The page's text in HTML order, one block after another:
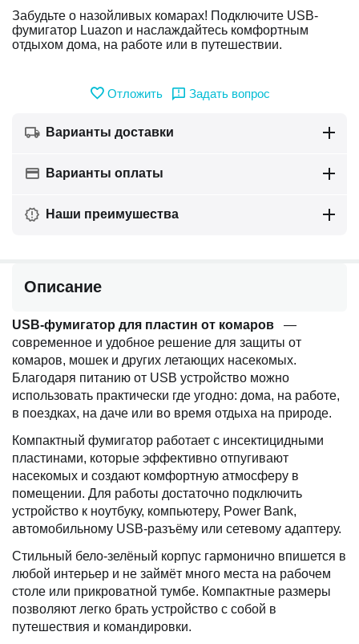
Забудьте о назойливых комарах! Подключите USB-
фумигатор Luazon и наслаждайтесь комфортным
отдыхом дома, на работе или в путешествии.
Отложить Задать вопрос
Варианты доставки
Варианты оплаты
Наши преимушества
Описание
USB-фумигатор для пластин от комаров —
современное и удобное решение для защиты от
комаров, мошек и других летающих насекомых.
Благодаря питанию от USB устройство можно
использовать практически где угодно: дома, на работе,
в поездках, на даче или во время отдыха на природе.
Компактный фумигатор работает с инсектицидными
пластинами, которые эффективно отпугивают
насекомых и создают комфортную атмосферу в
помещении. Для работы достаточно подключить
устройство к ноутбуку, компьютеру, Power Bank,
автомобильному USB-разъёму или сетевому адаптеру.
Стильный бело-зелёный корпус гармонично впишется в
любой интерьер и не займёт много места на рабочем
столе или прикроватной тумбе. Компактные размеры
позволяют легко брать устройство с собой в
путешествия и командировки.